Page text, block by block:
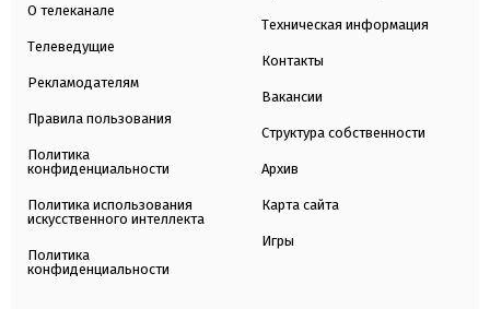
О телеканале
Телеведущие
Рекламодателям
Правила пользования
Политика
конфиденциальности
Политика использования
искусственного интеллекта
Политика
конфиденциальности
Техническая информация
Контакты
Вакансии
Структура собственности
Архив
Карта сайта
Игры